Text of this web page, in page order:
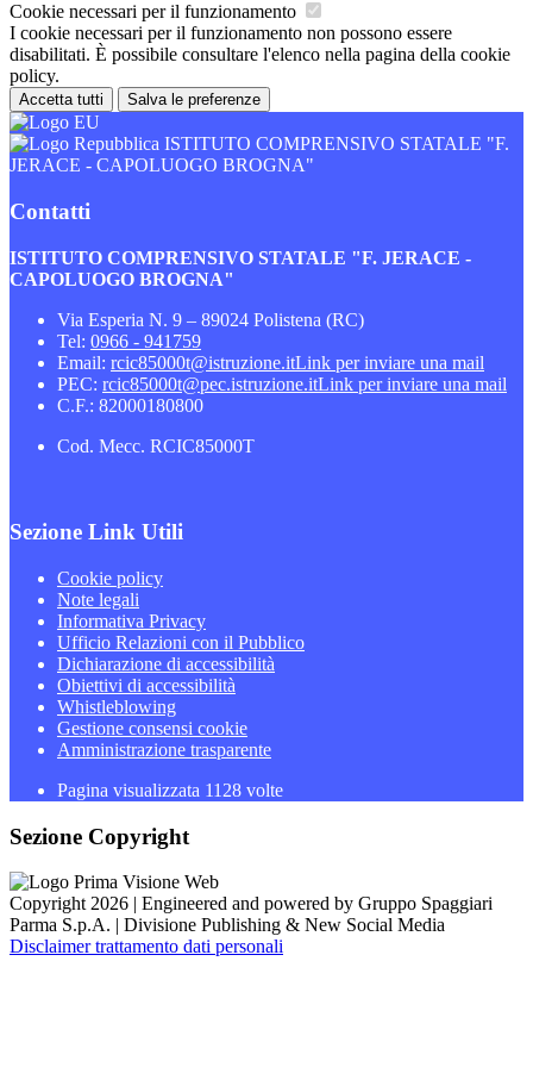
Cookie necessari per il funzionamento
I cookie necessari per il funzionamento non possono essere
disabilitati. È possibile consultare l'elenco nella pagina della cookie
policy.
Accetta tutti Salva le preferenze
ISTITUTO COMPRENSIVO STATALE "F.
JERACE - CAPOLUOGO BROGNA"
Contatti
ISTITUTO COMPRENSIVO STATALE "F. JERACE -
CAPOLUOGO BROGNA"
Via Esperia N. 9 – 89024 Polistena (RC)
Tel: 0966 - 941759
Email: rcic85000t@istruzione.itLink per inviare una mail
PEC: rcic85000t@pec.istruzione.itLink per inviare una mail
C.F.: 82000180800
Cod. Mecc. RCIC85000T
Sezione Link Utili
Cookie policy
Note legali
Informativa Privacy
Ufficio Relazioni con il Pubblico
Dichiarazione di accessibilità
Obiettivi di accessibilità
Whistleblowing
Gestione consensi cookie
Amministrazione trasparente
Pagina visualizzata 1128 volte
Sezione Copyright
Copyright 2026 | Engineered and powered by Gruppo Spaggiari
Parma S.p.A. | Divisione Publishing & New Social Media
Disclaimer trattamento dati personali